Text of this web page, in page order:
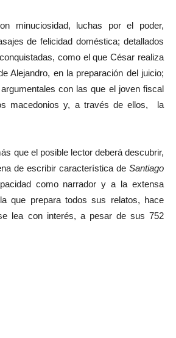
minuciosidad, luchas por el poder,
de felicidad doméstica; detallados
como el que César realiza
Alejandro, en la preparación del juicio;
con las que el joven fiscal
macedonios y, a través de ellos, la
que el posible lector deberá descubrir,
de escribir característica de Santiago
como narrador y a la extensa
que prepara todos sus relatos, hace
lea con interés, a pesar de sus 752